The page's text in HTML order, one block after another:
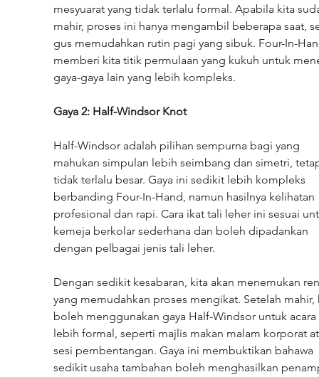
mesyuarat yang tidak terlalu formal. Apabila kita
mahir, proses ini hanya mengambil beberapa saat,
gus memudahkan rutin pagi yang sibuk. Four-In-
memberi kita titik permulaan yang kukuh untuk
gaya-gaya lain yang lebih kompleks.
Gaya 2: Half-Windsor Knot
Half-Windsor adalah pilihan sempurna bagi yang
mahukan simpulan lebih seimbang dan simetri,
tidak terlalu besar. Gaya ini sedikit lebih kompleks
berbanding Four-In-Hand, namun hasilnya kelihatan
profesional dan rapi. Cara ikat tali leher ini sesuai
kemeja berkolar sederhana dan boleh dipadankan
dengan pelbagai jenis tali leher.
Dengan sedikit kesabaran, kita akan menemukan
yang memudahkan proses mengikat. Setelah
boleh menggunakan gaya Half-Windsor untuk
lebih formal, seperti majlis makan malam korporat
sesi pembentangan. Gaya ini membuktikan bahawa
sedikit usaha tambahan boleh menghasilkan